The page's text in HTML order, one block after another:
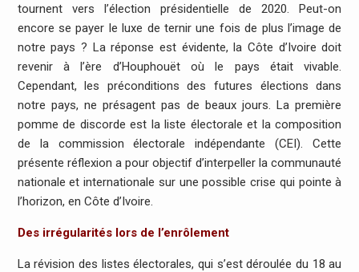
tournent vers l’élection présidentielle de 2020. Peut-on
encore se payer le luxe de ternir une fois de plus l’image de
notre pays ? La réponse est évidente, la Côte d’Ivoire doit
revenir à l’ère d’Houphouët où le pays était vivable.
Cependant, les préconditions des futures élections dans
notre pays, ne présagent pas de beaux jours. La première
pomme de discorde est la liste électorale et la composition
de la commission électorale indépendante (CEI). Cette
présente réflexion a pour objectif d’interpeller la communauté
nationale et internationale sur une possible crise qui pointe à
l’horizon, en Côte d’Ivoire.
Des irrégularités lors de l’enrôlement
La révision des listes électorales, qui s’est déroulée du 18 au